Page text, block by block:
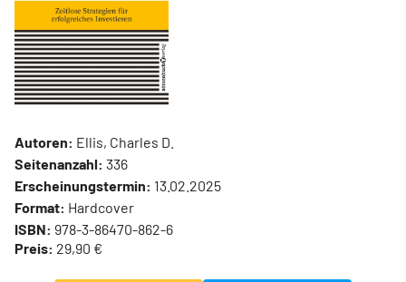
Autoren: Ellis, Charles D.
Seitenanzahl: 336
Erscheinungstermin: 13.02.2025
Format: Hardcover
ISBN: 978-3-86470-862-6
Preis: 29,90 €